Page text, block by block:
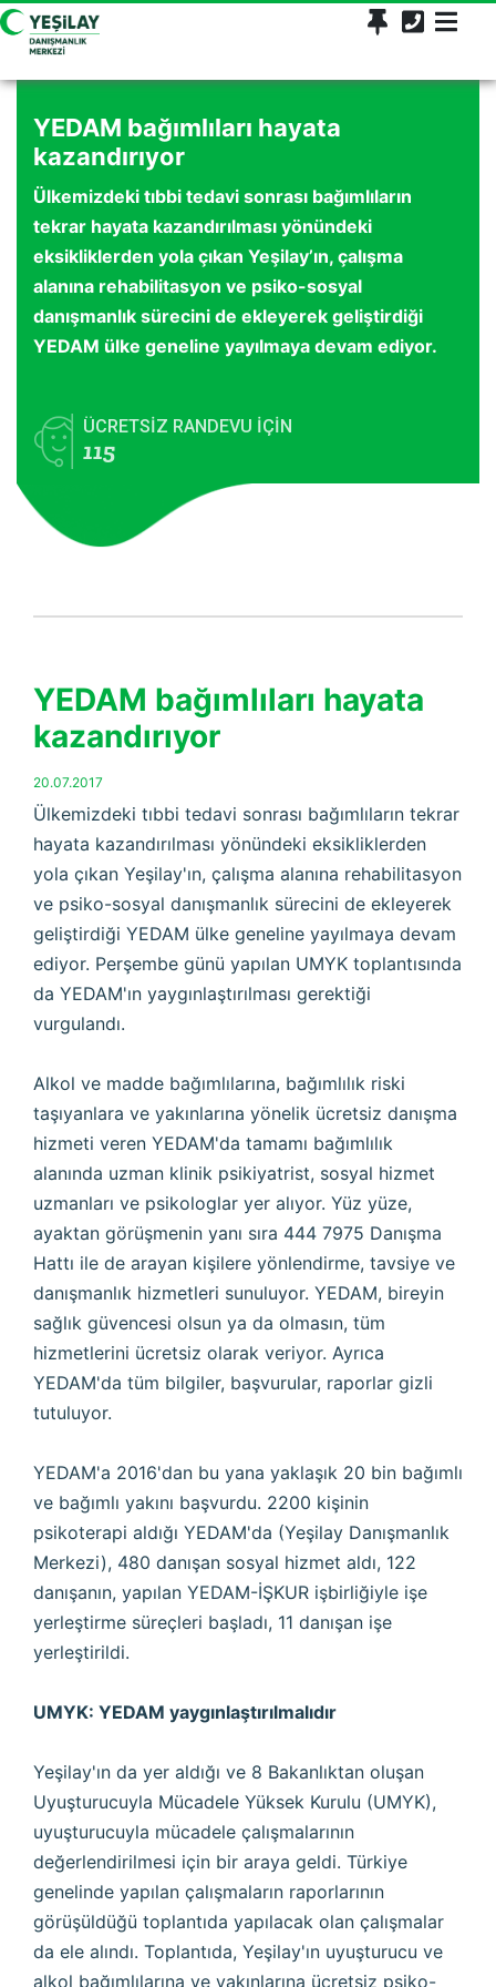
YEDAM bağımlıları hayata
kazandırıyor
Ülkemizdeki tıbbi tedavi sonrası bağımlıların
tekrar hayata kazandırılması yönündeki
eksikliklerden yola çıkan Yeşilay’ın, çalışma
alanına rehabilitasyon ve psiko-sosyal
danışmanlık sürecini de ekleyerek geliştirdiği
YEDAM ülke geneline yayılmaya devam ediyor.
ÜCRETSİZ RANDEVU İÇİN
115
YEDAM bağımlıları hayata
kazandırıyor
20.07.2017
Ülkemizdeki tıbbi tedavi sonrası bağımlıların tekrar
hayata kazandırılması yönündeki eksikliklerden
yola çıkan Yeşilay'ın, çalışma alanına rehabilitasyon
ve psiko-sosyal danışmanlık sürecini de ekleyerek
geliştirdiği YEDAM ülke geneline yayılmaya devam
ediyor. Perşembe günü yapılan UMYK toplantısında
da YEDAM'ın yaygınlaştırılması gerektiği
vurgulandı.
Alkol ve madde bağımlılarına, bağımlılık riski
taşıyanlara ve yakınlarına yönelik ücretsiz danışma
hizmeti veren YEDAM'da tamamı bağımlılık
alanında uzman klinik psikiyatrist, sosyal hizmet
uzmanları ve psikologlar yer alıyor. Yüz yüze,
ayaktan görüşmenin yanı sıra 444 7975 Danışma
Hattı ile de arayan kişilere yönlendirme, tavsiye ve
danışmanlık hizmetleri sunuluyor. YEDAM, bireyin
sağlık güvencesi olsun ya da olmasın, tüm
hizmetlerini ücretsiz olarak veriyor. Ayrıca
YEDAM'da tüm bilgiler, başvurular, raporlar gizli
tutuluyor.
YEDAM'a 2016'dan bu yana yaklaşık 20 bin bağımlı
ve bağımlı yakını başvurdu. 2200 kişinin
psikoterapi aldığı YEDAM'da (Yeşilay Danışmanlık
Merkezi), 480 danışan sosyal hizmet aldı, 122
danışanın, yapılan YEDAM-İŞKUR işbirliğiyle işe
yerleştirme süreçleri başladı, 11 danışan işe
yerleştirildi.
UMYK: YEDAM yaygınlaştırılmalıdır
Yeşilay'ın da yer aldığı ve 8 Bakanlıktan oluşan
Uyuşturucuyla Mücadele Yüksek Kurulu (UMYK),
uyuşturucuyla mücadele çalışmalarının
değerlendirilmesi için bir araya geldi. Türkiye
genelinde yapılan çalışmaların raporlarının
görüşüldüğü toplantıda yapılacak olan çalışmalar
da ele alındı. Toplantıda, Yeşilay'ın uyuşturucu ve
alkol bağımlılarına ve yakınlarına ücretsiz psiko-